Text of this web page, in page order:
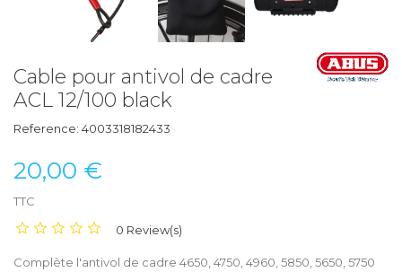
Cable pour antivol de cadre
ACL 12/100 black
Reference: 4003318182433
20,00 €
TTC
0 Review(s)
Complète l'antivol de cadre 4650, 4750, 4960, 5850, 5650, 5750